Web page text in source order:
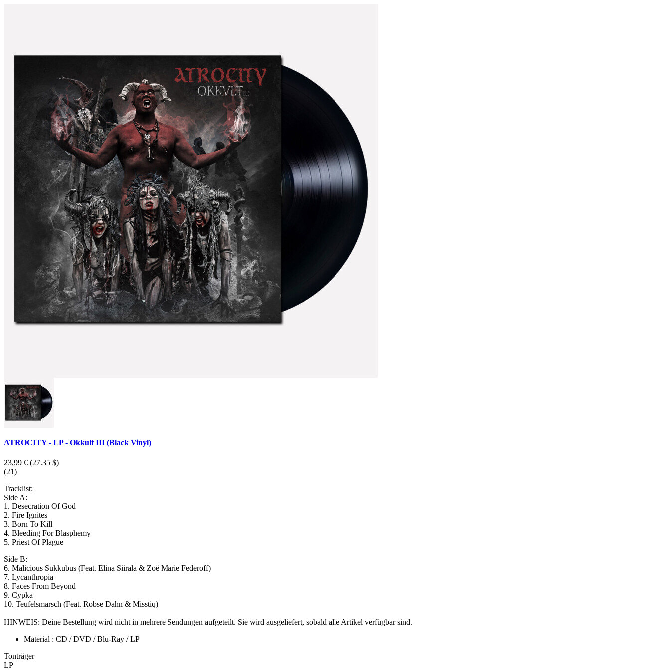
ATROCITY - LP - Okkult III (Black Vinyl)
23,99 € (27.35 $)
(21)
Tracklist:
Side A:
1. Desecration Of God
2. Fire Ignites
3. Born To Kill
4. Bleeding For Blasphemy
5. Priest Of Plague
Side B:
6. Malicious Sukkubus (Feat. Elina Siirala & Zoë Marie Federoff)
7. Lycanthropia
8. Faces From Beyond
9. Cypka
10. Teufelsmarsch (Feat. Robse Dahn & Misstiq)
HINWEIS: Deine Bestellung wird nicht in mehrere Sendungen aufgeteilt. Sie wird ausgeliefert, sobald alle Artikel verfügbar sind.
Material : CD / DVD / Blu-Ray / LP
Tonträger
LP